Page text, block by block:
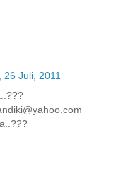
26 Juli, 2011